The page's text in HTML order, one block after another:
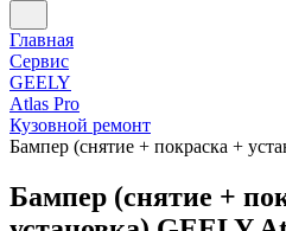
Главная
Сервис
GEELY
Atlas Pro
Кузовной ремонт
Бампер (снятие + покраска +
Бампер (снятие +